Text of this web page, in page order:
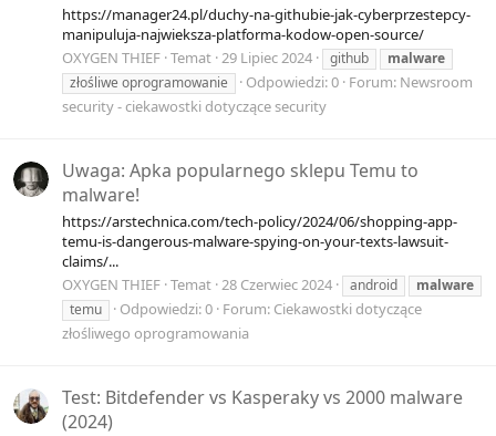
https://manager24.pl/duchy-na-githubie-jak-cyberprzestepcy-
manipuluja-najwieksza-platforma-kodow-open-source/
OXYGEN THIEF Temat 29 Lipiec 2024 github
malware
złośliwe oprogramowanie
Odpowiedzi: 0 Forum: Newsroom
security - ciekawostki dotyczące security
Uwaga: Apka popularnego sklepu Temu to
malware!
https://arstechnica.com/tech-policy/2024/06/shopping-app-
temu-is-dangerous-malware-spying-on-your-texts-lawsuit-
claims/...
OXYGEN THIEF Temat 28 Czerwiec 2024 android
malware
temu
Odpowiedzi: 0 Forum: Ciekawostki dotyczące
złośliwego oprogramowania
Test: Bitdefender vs Kasperaky vs 2000 malware
(2024)